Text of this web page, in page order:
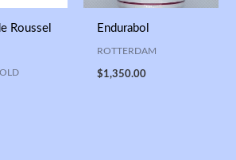
Roussel
Endurabol
ROTTERDAM
$1,350.00